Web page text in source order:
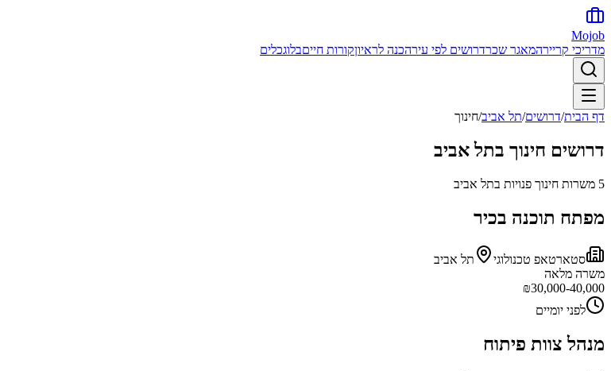
Mojob
מדריכי קריירהמאגר שכרדרושים לפי עירהכנה לראיוןקורות חייםבלוגכלים
דף הבית/דרושים/תל אביב/חינוך
דרושים חינוך בתל אביב
5 משרות חינוך פנויות בתל אביב
מפתח תוכנה בכיר
סטארטאפ טכנולוגי
תל אביב
משרה מלאה
₪30,000-40,000
לפני יומיים
מנהל צוות פיתוח